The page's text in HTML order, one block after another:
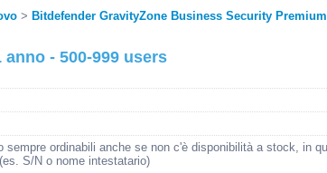
Nome utente:
Password:
Hai perso la password?
Bitdefender GravityZone Business Security Premium
- 500-999 users
sempre ordinabili anche se non c'è disponibilità a stock, in
S/N o nome intestatario)